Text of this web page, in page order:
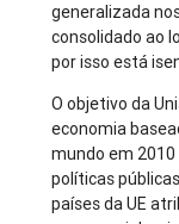
generalizada
consolidado ao
por isso está
O objetivo da
economia
mundo em
políticas
países da UE